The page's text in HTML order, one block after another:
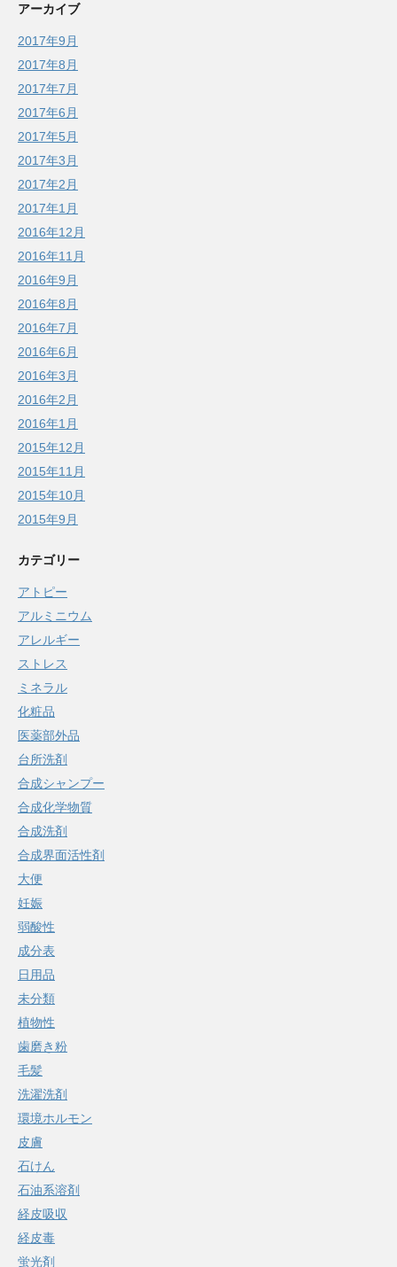
アーカイブ
2017年9月
2017年8月
2017年7月
2017年6月
2017年5月
2017年3月
2017年2月
2017年1月
2016年12月
2016年11月
2016年9月
2016年8月
2016年7月
2016年6月
2016年3月
2016年2月
2016年1月
2015年12月
2015年11月
2015年10月
2015年9月
カテゴリー
アトピー
アルミニウム
アレルギー
ストレス
ミネラル
化粧品
医薬部外品
台所洗剤
合成シャンプー
合成化学物質
合成洗剤
合成界面活性剤
大便
妊娠
弱酸性
成分表
日用品
未分類
植物性
歯磨き粉
毛髪
洗濯洗剤
環境ホルモン
皮膚
石けん
石油系溶剤
経皮吸収
経皮毒
蛍光剤